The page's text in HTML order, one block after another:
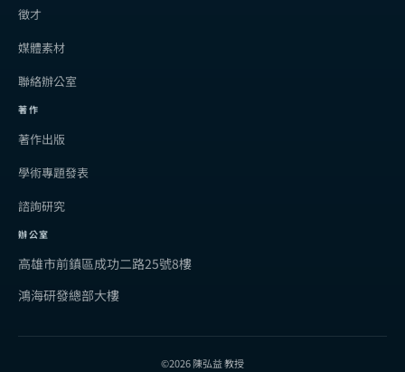
徵才
媒體素材
聯絡辦公室
著作
著作出版
學術專題發表
諮詢研究
辦公室
高雄市前鎮區成功二路25號8樓
鴻海研發總部大樓
©2026 陳弘益 教授